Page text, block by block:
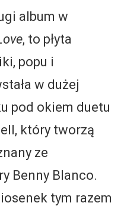
album w
, to płyta
popu i
w dużej
pod okiem duetu
który tworzą
ze
Benny Blanco.
tym razem